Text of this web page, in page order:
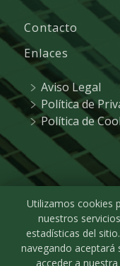
Contacto
Enlaces
Aviso Legal
Política de
Política de
© 2021R&A
E1. 28046
Utilizamos cookies
nuestros
estadísticas del
navegando aceptará
acceder a